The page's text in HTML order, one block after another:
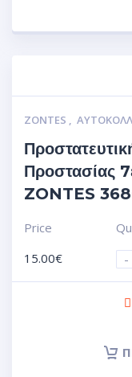
ZONTES ,
Προστασίας
ZONTES
Price
15.00€
-